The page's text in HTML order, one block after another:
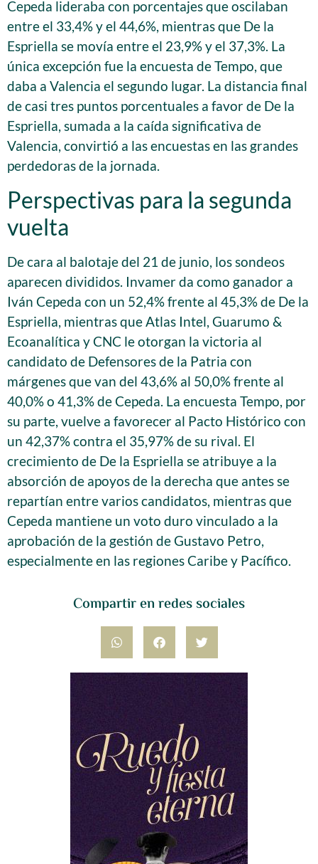
Compartir en redes sociales
Cepeda lideraba con porcentajes que oscilaban
entre el 33,4% y el 44,6%, mientras que De la
Espriella se movía entre el 23,9% y el 37,3%. La
única excepción fue la encuesta de Tempo, que
daba a Valencia el segundo lugar. La distancia final
de casi tres puntos porcentuales a favor de De la
Espriella, sumada a la caída significativa de
Valencia, convirtió a las encuestas en las grandes
perdedoras de la jornada.
Perspectivas para la segunda
vuelta
De cara al balotaje del 21 de junio, los sondeos
aparecen divididos. Invamer da como ganador a
Iván Cepeda con un 52,4% frente al 45,3% de De la
Espriella, mientras que Atlas Intel, Guarumo &
Ecoanalítica y CNC le otorgan la victoria al
candidato de Defensores de la Patria con
márgenes que van del 43,6% al 50,0% frente al
40,0% o 41,3% de Cepeda. La encuesta Tempo, por
su parte, vuelve a favorecer al Pacto Histórico con
un 42,37% contra el 35,97% de su rival. El
crecimiento de De la Espriella se atribuye a la
absorción de apoyos de la derecha que antes se
repartían entre varios candidatos, mientras que
Cepeda mantiene un voto duro vinculado a la
aprobación de la gestión de Gustavo Petro,
especialmente en las regiones Caribe y Pacífico.